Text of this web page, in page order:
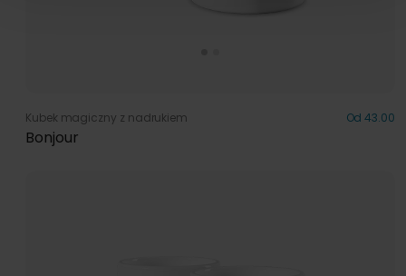
Kubek magiczny z nadrukiem Od 43.00
Bonjour